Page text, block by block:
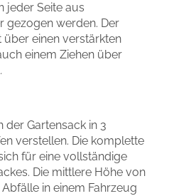
jeder Seite aus
gezogen werden. Der
einen verstärkten
einem Ziehen über
der Gartensack in 3
verstellen. Die komplette
für eine vollständige
Die mittlere Höhe von
in einem Fahrzeug